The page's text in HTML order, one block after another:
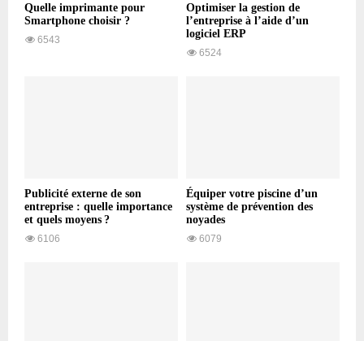
Quelle imprimante pour
Smartphone choisir ?
6543
Optimiser la gestion de
l’entreprise à l’aide d’un
logiciel ERP
6524
Publicité externe de son
entreprise : quelle importance
et quels moyens ?
6106
Équiper votre piscine d’un
système de prévention des
noyades
6079